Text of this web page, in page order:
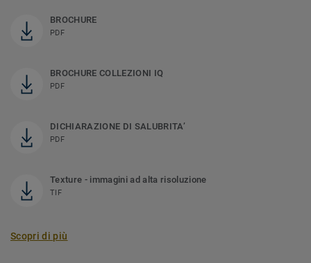
BROCHURE
PDF
BROCHURE COLLEZIONI IQ
PDF
DICHIARAZIONE DI SALUBRITA’
PDF
Texture - immagini ad alta risoluzione
TIF
Scopri di più